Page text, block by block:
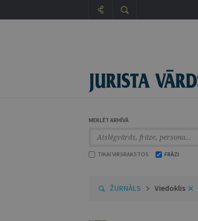
MEKLĒT ARHĪVĀ
TIKAI VIRSRAKSTOS FRĀZI
ŽURNĀLS Viedoklis